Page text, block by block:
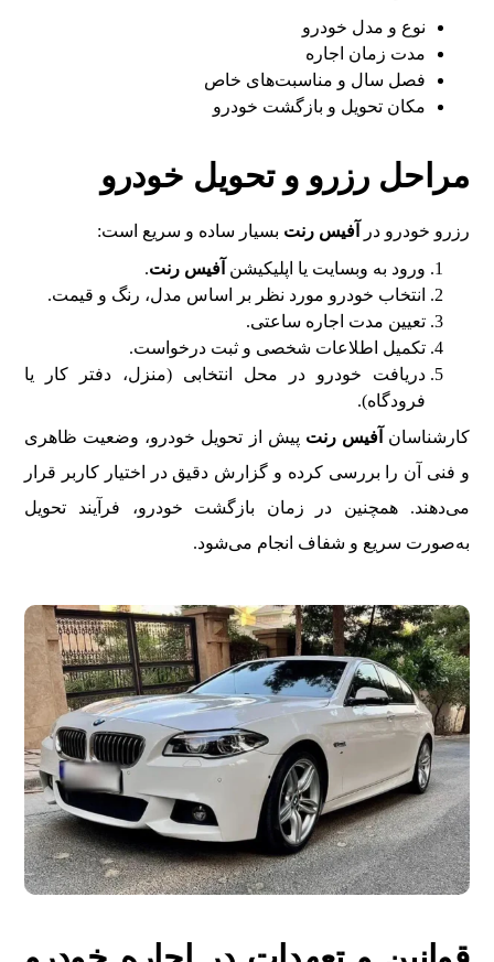
نوع و مدل خودرو
مدت زمان اجاره
فصل سال و مناسبت‌های خاص
مکان تحویل و بازگشت خودرو
مراحل رزرو و تحویل خودرو
رزرو خودرو در آفیس رنت بسیار ساده و سریع است:
ورود به وبسایت یا اپلیکیشن آفیس رنت.
انتخاب خودرو مورد نظر بر اساس مدل، رنگ و قیمت.
تعیین مدت اجاره ساعتی.
تکمیل اطلاعات شخصی و ثبت درخواست.
دریافت خودرو در محل انتخابی (منزل، دفتر کار یا
فرودگاه).
کارشناسان آفیس رنت پیش از تحویل خودرو، وضعیت ظاهری
و فنی آن را بررسی کرده و گزارش دقیق در اختیار کاربر قرار
می‌دهند. همچنین در زمان بازگشت خودرو، فرآیند تحویل
به‌صورت سریع و شفاف انجام می‌شود.